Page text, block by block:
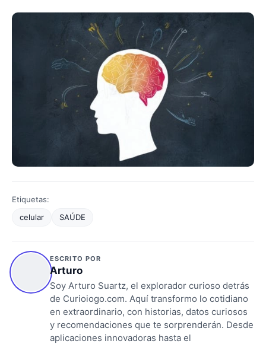
Etiquetas:
celular
SAÚDE
ESCRITO POR
Arturo
Soy Arturo Suartz, el explorador curioso detrás
de Curioiogo.com. Aquí transformo lo cotidiano
en extraordinario, con historias, datos curiosos
y recomendaciones que te sorprenderán. Desde
aplicaciones innovadoras hasta el